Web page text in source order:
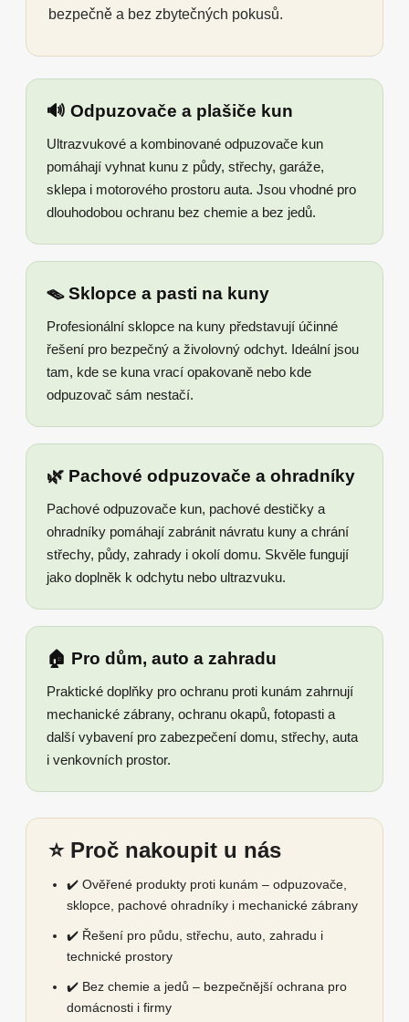
bezpečně a bez zbytečných pokusů.
🔊 Odpuzovače a plašiče kun
Ultrazvukové a kombinované odpuzovače kun
pomáhají vyhnat kunu z půdy, střechy, garáže,
sklepa i motorového prostoru auta. Jsou vhodné pro
dlouhodobou ochranu bez chemie a bez jedů.
🪤 Sklopce a pasti na kuny
Profesionální sklopce na kuny představují účinné
řešení pro bezpečný a živolovný odchyt. Ideální jsou
tam, kde se kuna vrací opakovaně nebo kde
odpuzovač sám nestačí.
🌿 Pachové odpuzovače a ohradníky
Pachové odpuzovače kun, pachové destičky a
ohradníky pomáhají zabránit návratu kuny a chrání
střechy, půdy, zahrady i okolí domu. Skvěle fungují
jako doplněk k odchytu nebo ultrazvuku.
🏠 Pro dům, auto a zahradu
Praktické doplňky pro ochranu proti kunám zahrnují
mechanické zábrany, ochranu okapů, fotopasti a
další vybavení pro zabezpečení domu, střechy, auta
i venkovních prostor.
⭐ Proč nakoupit u nás
✔️ Ověřené produkty proti kunám – odpuzovače,
sklopce, pachové ohradníky i mechanické zábrany
✔️ Řešení pro půdu, střechu, auto, zahradu i
technické prostory
✔️ Bez chemie a jedů – bezpečnější ochrana pro
domácnosti i firmy